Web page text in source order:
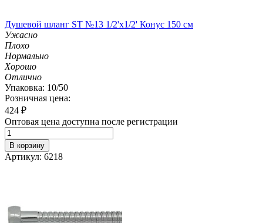
Душевой шланг ST №13 1/2'х1/2' Конус 150 см
Ужасно
Плохо
Нормально
Хорошо
Отлично
Упаковка: 10/50
Розничная цена:
424 ₽
Оптовая цена доступна после регистрации
В корзину
Артикул: 6218